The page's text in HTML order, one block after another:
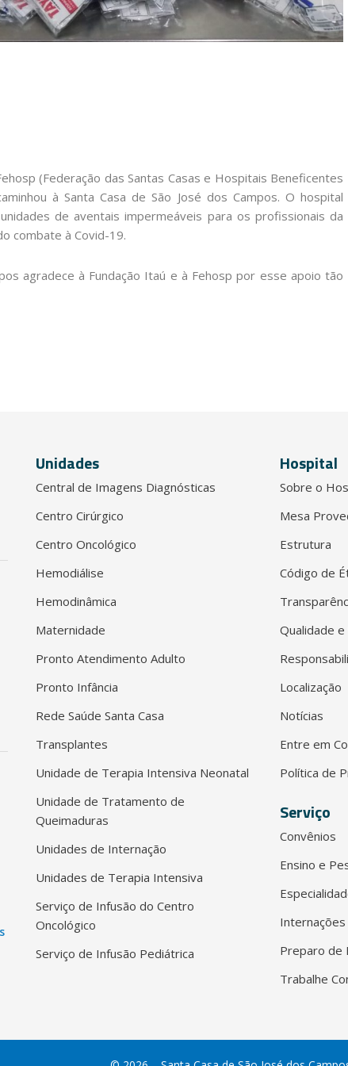
(Federação das Santas Casas e Hospitais Beneficentes
à Santa Casa de São José dos Campos. O hospital
de aventais impermeáveis para os profissionais da
combate à Covid-19.
agradece à Fundação Itaú e à Fehosp por esse apoio tão
Unidades
Central de Imagens Diagnósticas
Centro Cirúrgico
Centro Oncológico
Hemodiálise
Hemodinâmica
Maternidade
Pronto Atendimento Adulto
Pronto Infância
Rede Saúde Santa Casa
Transplantes
Unidade de Terapia Intensiva Neonatal
Unidade de Tratamento de
Queimaduras
Unidades de Internação
Unidades de Terapia Intensiva
Serviço de Infusão do Centro
Oncológico
Serviço de Infusão Pediátrica
Hospital
Sobre o
Mesa
Estrutura
Código de
Qualidade
Localização
Notícias
Entre em
Política de
Serviço
Convênios
Ensino e
Internações
Preparo de
Trabalhe